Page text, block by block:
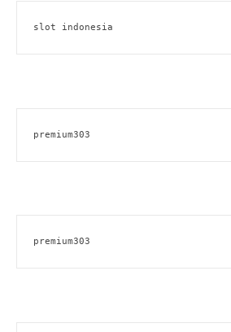
slot indonesia
premium303
premium303